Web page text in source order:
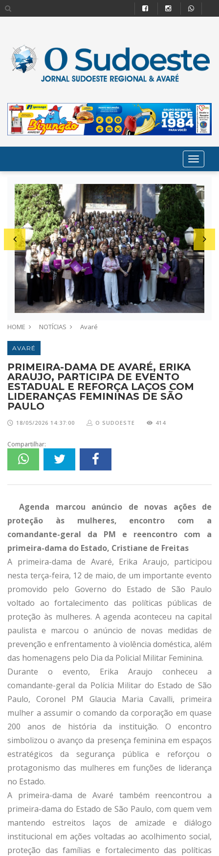
HOME NOTÍCIAS Avaré
AVARÉ
PRIMEIRA-DAMA DE AVARÉ, ERIKA
ARAUJO, PARTICIPA DE EVENTO
ESTADUAL E REFORÇA LAÇOS COM
LIDERANÇAS FEMININAS DE SÃO
PAULO
18/05/2026 14:37:00 O SUDOESTE 414
Compartilhar:
Agenda marcou anúncio de novas ações de
proteção às mulheres, encontro com a
comandante-geral da PM e reencontro com a
primeira-dama do Estado, Cristiane de Freitas
A primeira-dama de Avaré, Erika Araujo, participou
nesta terça-feira, 12 de maio, de um importante evento
promovido pelo Governo do Estado de São Paulo
voltado ao fortalecimento das políticas públicas de
proteção às mulheres. A agenda aconteceu na capital
paulista e marcou o anúncio de novas medidas de
prevenção e enfrentamento à violência doméstica, além
das homenagens pelo Dia da Policial Militar Feminina.
Durante o evento, Erika Araujo conheceu a
comandante-geral da Polícia Militar do Estado de São
Paulo, Coronel PM Glaucia Maria Cavalli, primeira
mulher a assumir o comando da corporação em quase
200 anos de história da instituição. O encontro
simbolizou o avanço da presença feminina em espaços
estratégicos da segurança pública e reforçou o
protagonismo das mulheres em funções de liderança
no Estado.
A primeira-dama de Avaré também reencontrou a
primeira-dama do Estado de São Paulo, com quem vem
mantendo estreitos laços de amizade e diálogo
institucional em ações voltadas ao acolhimento social,
proteção das famílias e fortalecimento das políticas